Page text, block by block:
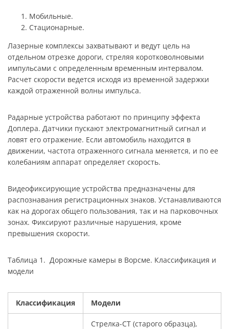
Мобильные.
Стационарные.
Лазерные комплексы захватывают и ведут цель на
отдельном отрезке дороги, стреляя коротковолновыми
импульсами с определенным временным интервалом.
Расчет скорости ведется исходя из временной задержки
каждой отраженной волны импульса.
Радарные устройства работают по принципу эффекта
Доплера. Датчики пускают электромагнитный сигнал и
ловят его отражение. Если автомобиль находится в
движении, частота отраженного сигнала меняется, и по ее
колебаниям аппарат определяет скорость.
Видеофиксирующие устройства предназначены для
распознавания регистрационных знаков. Устанавливаются
как на дорогах общего пользования, так и на парковочных
зонах. Фиксируют различные нарушения, кроме
превышения скорости.
Таблица 1. Дорожные камеры в Ворсме. Классификация и
модели
Классификация Модели
Стрелка-СТ (старого образца),